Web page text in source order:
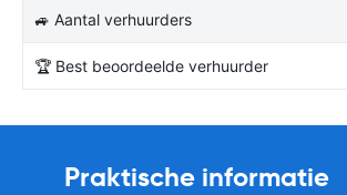
🚙 Aantal verhuurders
🏆 Best beoordeelde verhuurder
Praktische informatie